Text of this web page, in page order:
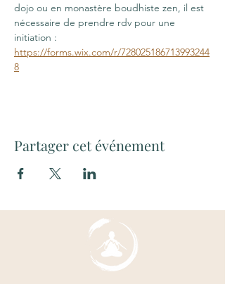
dojo ou en monastère boudhiste zen, il est
nécessaire de prendre rdv pour une
initiation :
https://forms.wix.com/r/728025186713993244
8
Partager cet événement